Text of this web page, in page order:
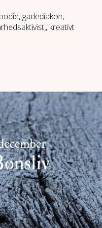
gadediakon,
kreativt